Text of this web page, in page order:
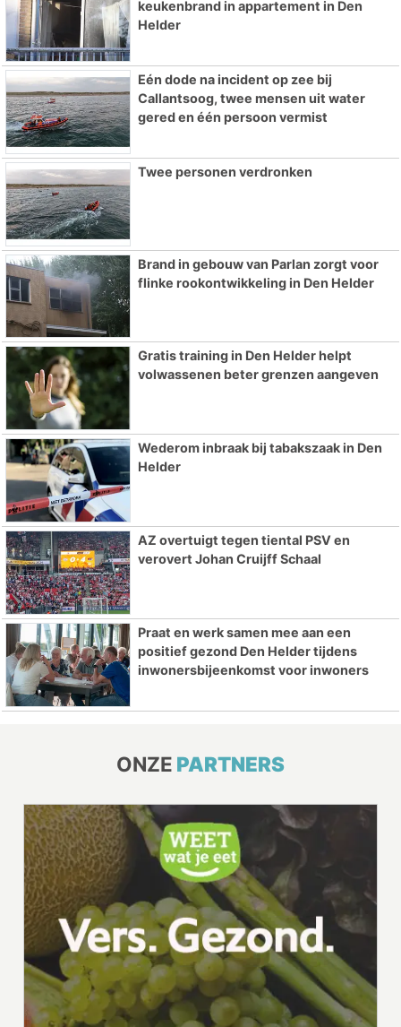
keukenbrand in appartement in Den
Helder
Eén dode na incident op zee bij
Callantsoog, twee mensen uit water
gered en één persoon vermist
Twee personen verdronken
Brand in gebouw van Parlan zorgt voor
flinke rookontwikkeling in Den Helder
Gratis training in Den Helder helpt
volwassenen beter grenzen aangeven
Wederom inbraak bij tabakszaak in Den
Helder
AZ overtuigt tegen tiental PSV en
verovert Johan Cruijff Schaal
Praat en werk samen mee aan een
positief gezond Den Helder tijdens
inwonersbijeenkomst voor inwoners
ONZE PARTNERS